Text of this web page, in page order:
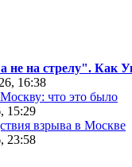
не на стрелу". Как
16:38
что это было
15:29
взрыва в Москве
23:58